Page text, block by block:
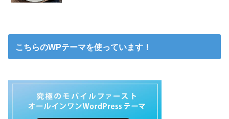
こちらのWPテーマを使っています！